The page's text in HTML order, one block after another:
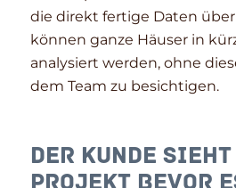
die direkt fertige Daten
können ganze Häuser in
analysiert werden, ohne
dem Team zu besichtigen.
Der Kunde sieht
Projekt bevor